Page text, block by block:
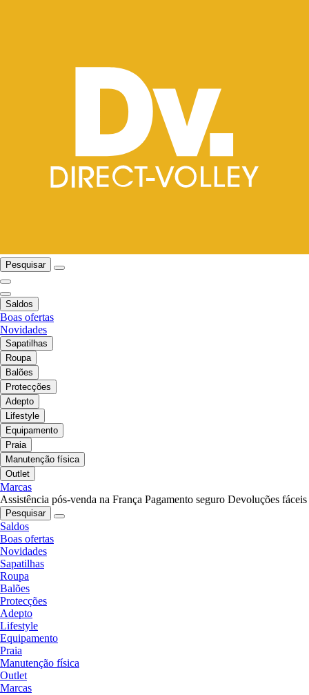
Pesquisar
Saldos
Boas ofertas
Novidades
Sapatilhas
Roupa
Balões
Protecções
Adepto
Lifestyle
Equipamento
Praia
Manutenção física
Outlet
Marcas
Assistência pós-venda na França Pagamento seguro Devoluções fáceis
Pesquisar
Saldos
Boas ofertas
Novidades
Sapatilhas
Roupa
Balões
Protecções
Adepto
Lifestyle
Equipamento
Praia
Manutenção física
Outlet
Marcas